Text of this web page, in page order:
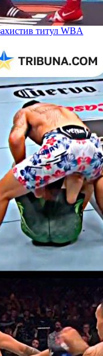
титул WBA